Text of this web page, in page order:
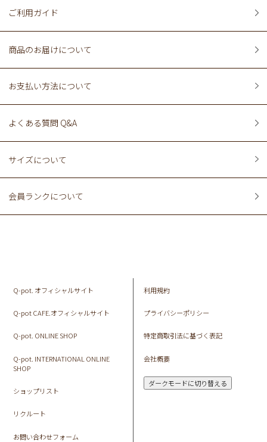
ご利用ガイド
商品のお届けについて
お支払い方法について
よくある質問 Q&A
サイズについて
会員ランクについて
Q-pot. オフィシャルサイト
Q-pot CAFE.オフィシャルサイト
Q-pot. ONLINE SHOP
Q-pot. INTERNATIONAL ONLINE
SHOP
ショップリスト
リクルート
お問い合わせフォーム
利用規約
プライバシーポリシー
特定商取引法に基づく表記
会社概要
ダークモードに切り替える